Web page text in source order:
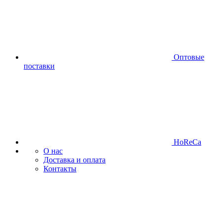
Оптовые
поставки
HoReCa
О нас
Доставка и оплата
Контакты